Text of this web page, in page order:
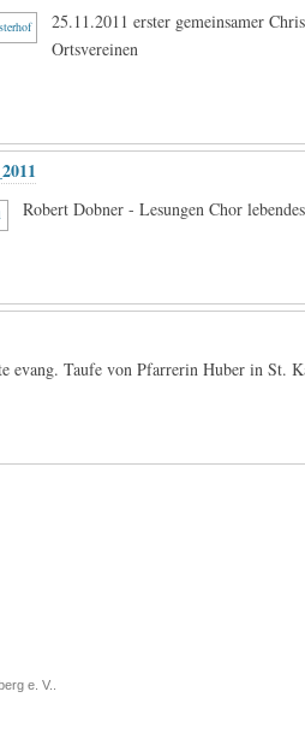
25.11.2011 erster gemeinsamer
Ortsvereinen
Robert Dobner - Lesungen Chor lebendes
evang. Taufe von Pfarrerin Huber in St.
e. V..